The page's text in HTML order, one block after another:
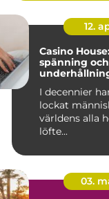
12.
Casino
spänning och
I decennier
lockat
världens alla
löfte...
03.